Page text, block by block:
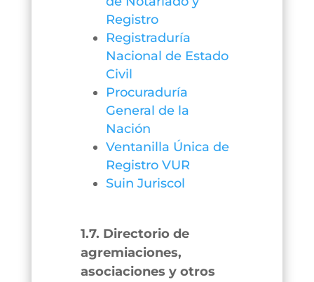
Registro
Registraduría
Nacional de Estado
Civil
Procuraduría
General de la
Nación
Ventanilla Única de
Registro VUR
Suin Juriscol
1.7. Directorio de
agremiaciones,
asociaciones y otros